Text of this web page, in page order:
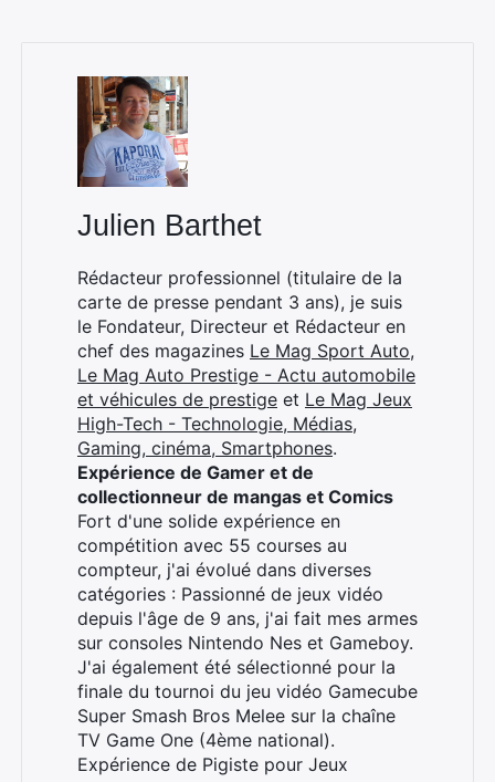
Julien Barthet
Rédacteur professionnel (titulaire de la
carte de presse pendant 3 ans), je suis
le Fondateur, Directeur et Rédacteur en
chef des magazines Le Mag Sport Auto,
Le Mag Auto Prestige - Actu automobile
et véhicules de prestige et Le Mag Jeux
High-Tech - Technologie, Médias,
Gaming, cinéma, Smartphones.
Expérience de Gamer et de
collectionneur de mangas et Comics
Fort d'une solide expérience en
compétition avec 55 courses au
compteur, j'ai évolué dans diverses
catégories : Passionné de jeux vidéo
depuis l'âge de 9 ans, j'ai fait mes armes
sur consoles Nintendo Nes et Gameboy.
J'ai également été sélectionné pour la
finale du tournoi du jeu vidéo Gamecube
Super Smash Bros Melee sur la chaîne
TV Game One (4ème national).
Expérience de Pigiste pour Jeux